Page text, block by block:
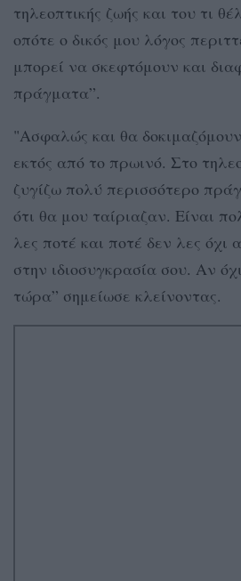
τηλεοπτικής ζωής και του τι
οπότε ο δικός μου λόγος
μπορεί να σκεφτόμουν και
πράγματα”.
"Ασφαλώς και θα
εκτός από το πρωινό. Στο
ζυγίζω πολύ περισσότερο
ότι θα μου ταίριαζαν. Είναι
λες ποτέ και ποτέ δεν λες όχι
στην ιδιοσυγκρασία σου. Αν
τώρα” σημείωσε κλείνοντας.